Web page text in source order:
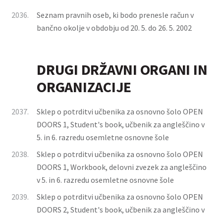
2036.
Seznam pravnih oseb, ki bodo prenesle račun v
bančno okolje v obdobju od 20. 5. do 26. 5. 2002
DRUGI DRŽAVNI ORGANI IN
ORGANIZACIJE
2037.
Sklep o potrditvi učbenika za osnovno šolo OPEN
DOORS 1, Student's book, učbenik za angleščino v
5. in 6. razredu osemletne osnovne šole
2038.
Sklep o potrditvi učbenika za osnovno šolo OPEN
DOORS 1, Workbook, delovni zvezek za angleščino
v 5. in 6. razredu osemletne osnovne šole
2039.
Sklep o potrditvi učbenika za osnovno šolo OPEN
DOORS 2, Student's book, učbenik za angleščino v